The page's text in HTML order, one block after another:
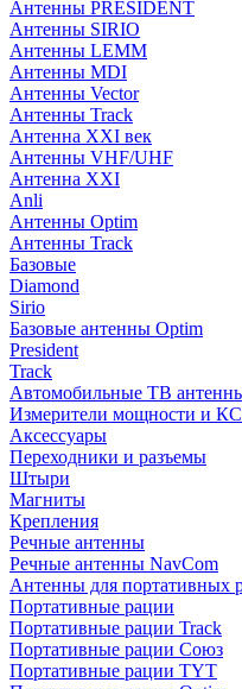
Антенны PRESIDENT
Антенны SIRIO
Антенны LEMM
Антенны MDI
Антенны Vector
Антенны Track
Антенна XXI век
Антенны VHF/UHF
Антенна XXI
Anli
Антенны Optim
Антенны Track
Базовые
Diamond
Sirio
Базовые антенны Optim
President
Track
Автомобильные ТВ
Измерители мощности и
Аксессуары
Переходники и разъемы
Штыри
Магниты
Крепления
Речные антенны
Речные антенны NavCom
Антенны для портативных
Портативные рации
Портативные рации Track
Портативные рации Союз
Портативные рации TYT